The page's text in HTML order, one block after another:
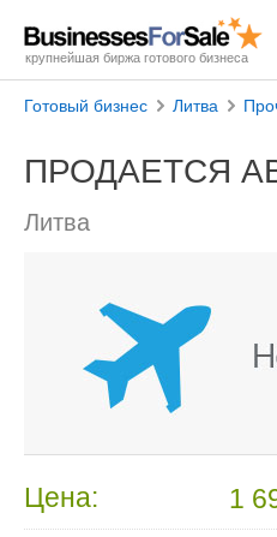
крупнейшая биржа готового бизнеса
Готовый бизнес Литва
ПРОДАЕТСЯ
Литва
Цена: 1